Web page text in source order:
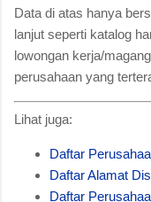
Data di atas hanya
lanjut seperti katalog
lowongan kerja/
perusahaan yang
Lihat juga:
Daftar
Daftar Alamat
Daftar